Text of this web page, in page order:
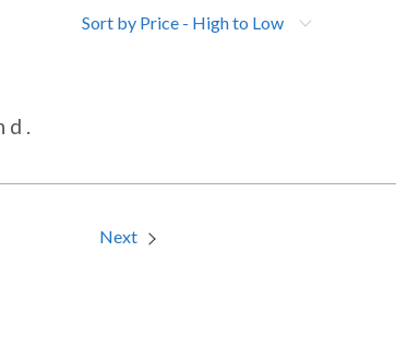
Sort by Price - High to Low
Next